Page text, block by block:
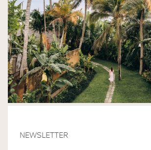
NEWSLETTER